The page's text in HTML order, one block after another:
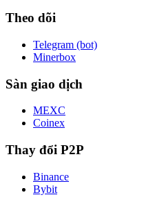
Theo dõi
Telegram (bot)
Minerbox
Sàn giao dịch
MEXC
Coinex
Thay đổi P2P
Binance
Bybit